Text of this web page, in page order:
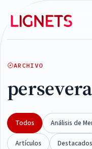
ARCHIVO
Todos Análisis de
Artículos
Destacados